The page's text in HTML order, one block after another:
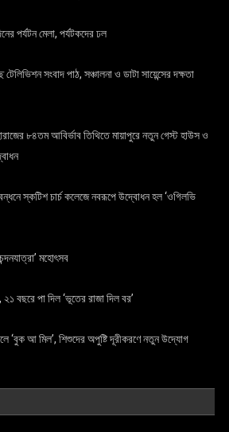
পর্যটন মেলা, পর্যটকদের ঢল
সংবাদ পাঠ, সঞ্চালনা ও ডাটা সায়েন্সের দক্ষতা
৮৪তম আবির্ভাব তিথিতে মায়াপুরে নতুন গেস্ট হাউস ও
স্কটিশ চার্চ কলেজে নবরূপে উদ্বোধন হল ‘ওগিলভি
মহোৎসব
বছরে পা দিল ‘ভূতের রাজা দিল বর’
‘বুক আ মিল’, শিশুদের অপুষ্টি দূরীকরণে নতুন উদ্যোগ